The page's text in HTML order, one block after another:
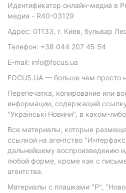
Идентификатор онлайн-медиа в
медиа - R40-03129
Адрес: 01133, г. Киев, бульвар
Телефон: +38 044 207 45 54
E-mail: info@focus.ua
FOCUS.UA — больше чем просто
Перепечатка, копирование или
информации, содержащей
"Українські Новини", в каком-
Все материалы, которые
ссылкой на агентство
дальнейшему воспроизведению
любой форме, кроме как с
агентства.
Материалы с плашками "Р",